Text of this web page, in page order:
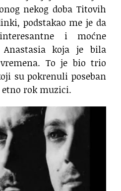
nekog doba Titovih
podstakao me je da
i moćne
Anastasia koja je bila
To je bio trio
su pokrenuli poseban
rok muzici.